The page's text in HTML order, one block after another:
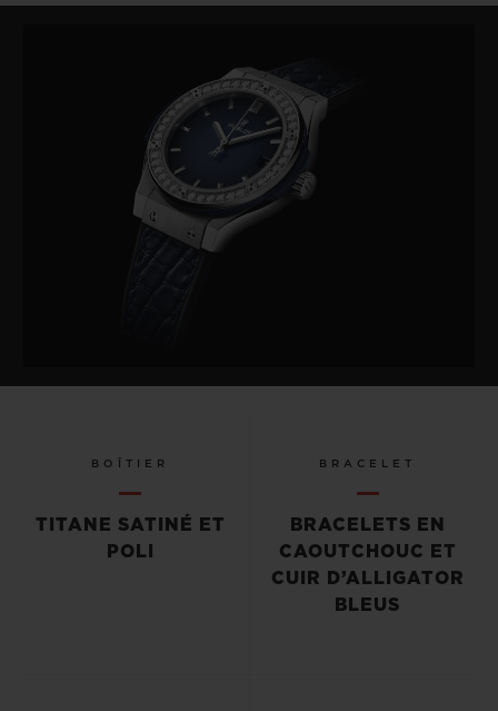
BOÎTIER
TITANE SATINÉ ET
POLI
BRACELET
BRACELETS EN
CAOUTCHOUC ET
CUIR D’ALLIGATOR
BLEUS